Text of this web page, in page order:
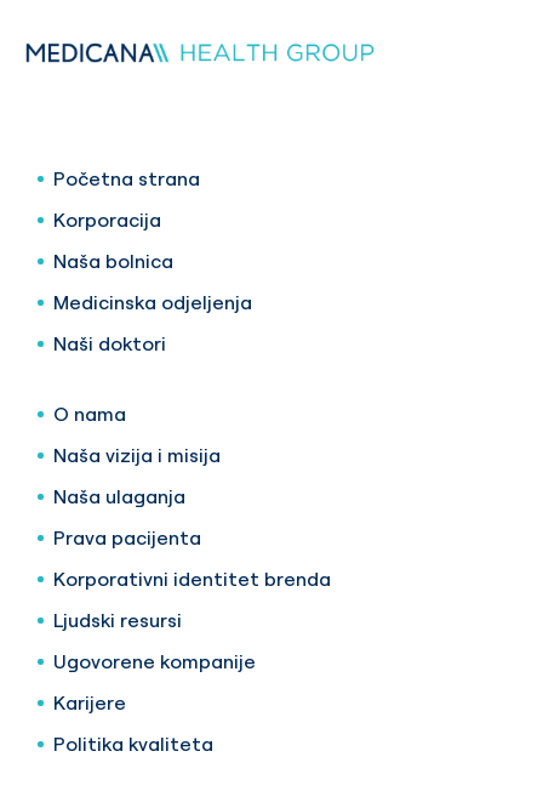
Početna strana
Korporacija
Naša bolnica
Medicinska odjeljenja
Naši doktori
O nama
Naša vizija i misija
Naša ulaganja
Prava pacijenta
Korporativni identitet brenda
Ljudski resursi
Ugovorene kompanije
Karijere
Politika kvaliteta